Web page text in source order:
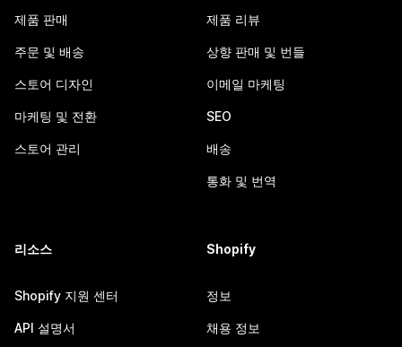
제품 판매
주문 및 배송
스토어 디자인
마케팅 및 전환
스토어 관리
제품 리뷰
상향 판매 및 번들
이메일 마케팅
SEO
배송
통화 및 번역
리소스
Shopify 지원 센터
API 설명서
Shopify
정보
채용 정보